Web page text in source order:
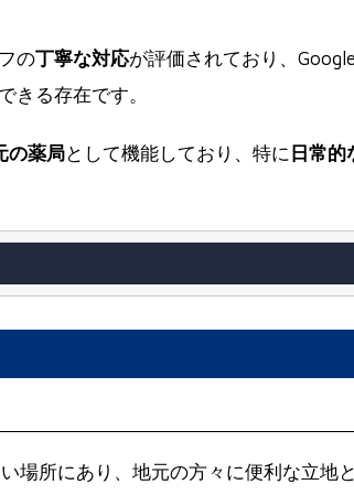
の丁寧な対応が評価されており、
きる存在です。
の薬局として機能しており、特に 日常的
場所にあり、地元の方々に便利な立地